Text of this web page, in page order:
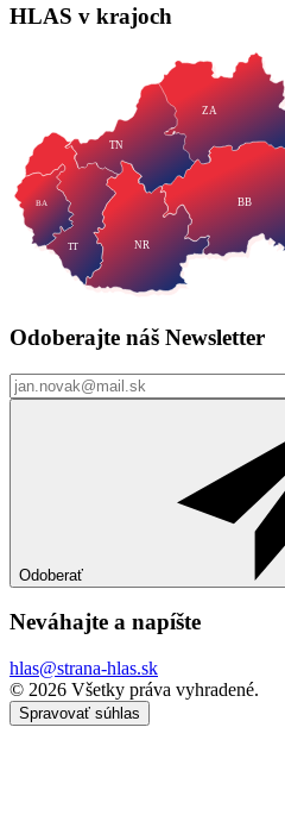
HLAS v krajoch
TT NR
TN
ZA
BB
BA
Odoberajte náš Newsletter
Odoberať
Neváhajte a napíšte
hlas@strana-hlas.sk
©️ 2026 Všetky práva vyhradené.
Spravovať súhlas